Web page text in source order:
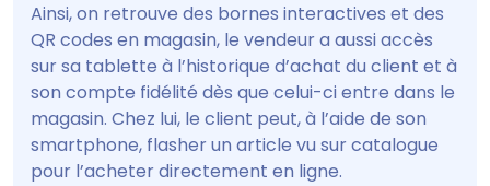
Ainsi, on retrouve des bornes interactives et des
QR codes en magasin, le vendeur a aussi accès
sur sa tablette à l’historique d’achat du client et à
son compte fidélité dès que celui-ci entre dans le
magasin. Chez lui, le client peut, à l’aide de son
smartphone, flasher un article vu sur catalogue
pour l’acheter directement en ligne.